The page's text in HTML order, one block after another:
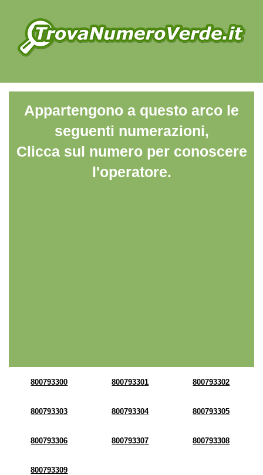
Appartengono a questo arco le
seguenti numerazioni,
Clicca sul numero per conoscere
l'operatore.
800793300 800793301 800793302
800793303 800793304 800793305
800793306 800793307 800793308
800793309